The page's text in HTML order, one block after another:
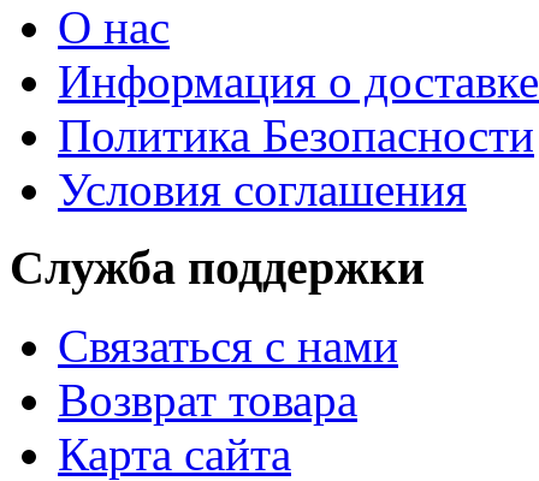
О нас
Информация о доставке
Политика Безопасности
Условия соглашения
Служба поддержки
Связаться с нами
Возврат товара
Карта сайта